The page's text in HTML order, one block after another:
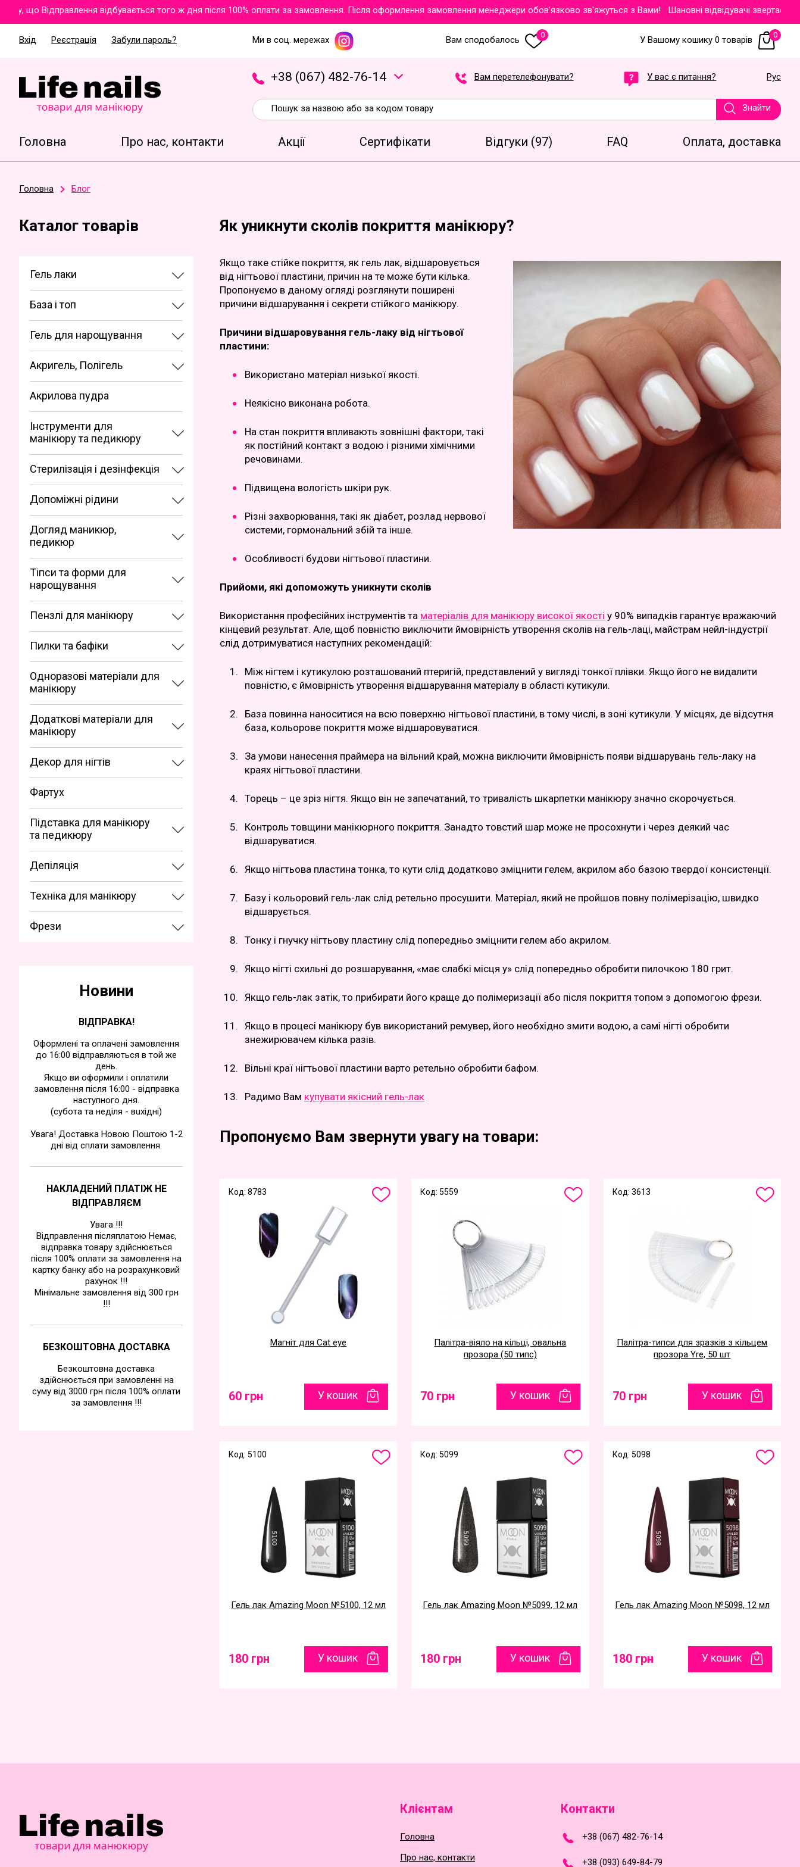
що Відправлення відбувається того ж дня після 100% оплати за замовлення. Після оформлення замовлення менеджери обов'язково зв'яжуться з Вами!Шановні відвідувачі звертаємо
Вхід Реєстрація Забули пароль? Ми в соц. мережах Вам сподобалось 0 У Вашому кошику 0 товарів 0
+38 (067) 482-76-1 4 Вам перетелефонувати? У вас є питання? Рус
Знайти
Головна Про нас, контакти Акції Сертифікати Відгуки (97) FAQ Оплата, доставка
Головна Блог
Каталог товарів
Гель лаки
База і топ
Гель для нарощування
Акригель, Полігель
Акрилова пудра
Інструменти для
манікюру та педикюру
Стерилізація і дезінфекція
Допоміжні рідини
Догляд маникюр,
педикюр
Тіпси та форми для
нарощування
Пензлі для манікюру
Пилки та бафіки
Одноразові матеріали для
манікюру
Додаткові матеріали для
манікюру
Декор для нігтів
Фартух
Підставка для манікюру
та педикюру
Депіляція
Техніка для манікюру
Фрези
Новини
ВІДПРАВКА!
Оформлені та оплачені замовлення
до 16:00 відправляються в той же
день.
Якщо ви оформили і оплатили
замовлення після 16:00 - відправка
наступного дня.
(субота та недiля - вuхiднi)
Увага! Доставка Новою Поштою 1-2
дні від сплати замовлення.
НАКЛАДЕНИЙ ПЛАТІЖ НЕ
ВІДПРАВЛЯЄМ
Увага !!!
Відправлення післяплатою Немає,
відправка товару здійснюється
після 100% оплати за замовлення на
картку банку або на розрахунковий
рахунок !!!
Мінімальне замовлення від 300 грн
!!!
БЕЗКОШТОВНА ДОСТАВКА
Безкоштовна доставка
здійснюється при замовленні на
суму від 3000 грн після 100% оплати
за замовлення !!!
Як уникнути сколів покриття манікюру?
Якщо таке стійке покриття, як гель лак, відшаровується
від нігтьової пластини, причин на те може бути кілька.
Пропонуємо в даному огляді розглянути поширені
причини відшарування і секрети стійкого манікюру.
Причини відшаровування гель-лаку від нігтьової
пластини:
Використано матеріал низької якості.
Неякісно виконана робота.
На стан покриття впливають зовнішні фактори, такі
як постійний контакт з водою і різними хімічними
речовинами.
Підвищена вологість шкіри рук.
Різні захворювання, такі як діабет, розлад нервової
системи, гормональний збій та інше.
Особливості будови нігтьової пластини.
Прийоми, які допоможуть уникнути сколів
Використання професійних інструментів та матеріалів для манікюру високої якості у 90% випадків гарантує вражаючий
кінцевий результат. Але, щоб повністю виключити ймовірність утворення сколів на гель-лаці, майстрам нейл-індустрії
слід дотримуватися наступних рекомендацій:
Між нігтем і кутикулою розташований птеригій, представлений у вигляді тонкої плівки. Якщо його не видалити
повністю, є ймовірність утворення відшарування матеріалу в області кутикули.
База повинна наноситися на всю поверхню нігтьової пластини, в тому числі, в зоні кутикули. У місцях, де відсутня
база, кольорове покриття може відшаровуватися.
За умови нанесення праймера на вільний край, можна виключити ймовірність появи відшарувань гель-лаку на
краях нігтьової пластини.
Торець – це зріз нігтя. Якщо він не запечатаний, то тривалість шкарпетки манікюру значно скорочується.
Контроль товщини манікюрного покриття. Занадто товстий шар може не просохнути і через деякий час
відшаруватися.
Якщо нігтьова пластина тонка, то кути слід додатково зміцнити гелем, акрилом або базою твердої консистенції.
Базу і кольоровий гель-лак слід ретельно просушити. Матеріал, який не пройшов повну полімерізацію, швидко
відшарується.
Тонку і гнучку нігтьову пластину слід попередньо зміцнити гелем або акрилом.
Якщо нігті схильні до розшарування, «має слабкі місця у» слід попередньо обробити пилочкою 180 грит.
Якщо гель-лак затік, то прибирати його краще до полімеризації або після покриття топом з допомогою фрези.
Якщо в процесі манікюру був використаний ремувер, його необхідно змити водою, а самі нігті обробити
знежирювачем кілька разів.
Вільні краї нігтьової пластини варто ретельно обробити бафом.
Радимо Вам купувати якісний гель-лак
Пропонуємо Вам звернути увагу на товари:
Код: 8783
Магніт для Cat eye
60 грн У кошик
Код: 5559
Палітра-віяло на кільці, овальна
прозора (50 типс)
70 грн У кошик
Код: 3613
Палітра-типси для зразків з кільцем
прозора Yre, 50 шт
70 грн У кошик
Код: 5100
Гель лак Amazing Moon №5100, 12 мл
180 грн У кошик
Код: 5099
Гель лак Amazing Moon №5099, 12 мл
180 грн У кошик
Код: 5098
Гель лак Amazing Moon №5098, 12 мл
180 грн У кошик
Клієнтам
Головна
Про нас, контакти
Контакти
+38 (067) 482-76-14
+38 (093) 649-84-79